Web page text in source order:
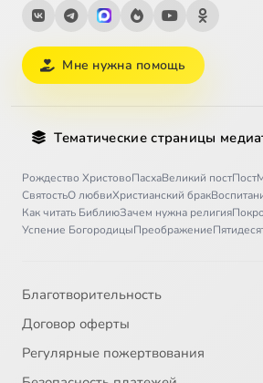
Мне нужна помощь
Тематические страницы
Рождество ХристовоПасхаВеликий постПост
СвятостьО любвиХристианский брак
Как читать БиблиюЗачем нужна религия
Успение БогородицыПреображение
Благотворительность
Договор оферты
Регулярные пожертвования